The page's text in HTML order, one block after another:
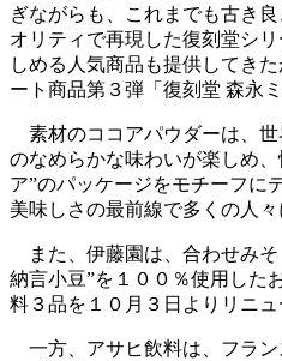
ぎながらも、これまでも古き
オリティで再現した復刻堂シ
しめる人気商品も提供してき
ート商品第３弾「復刻堂 森永
素材のココアパウダーは、世
のなめらかな味わいが楽しめ
ア”のパッケージをモチーフに
美味しさの最前線で多くの人
また、伊藤園は、合わせみそ
納言小豆”を１００％使用した
料３品を１０月３日よりリニ
一方、アサヒ飲料は、フラン